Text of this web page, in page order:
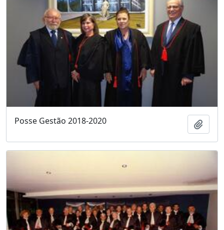
Posse Gestão 2018-2020